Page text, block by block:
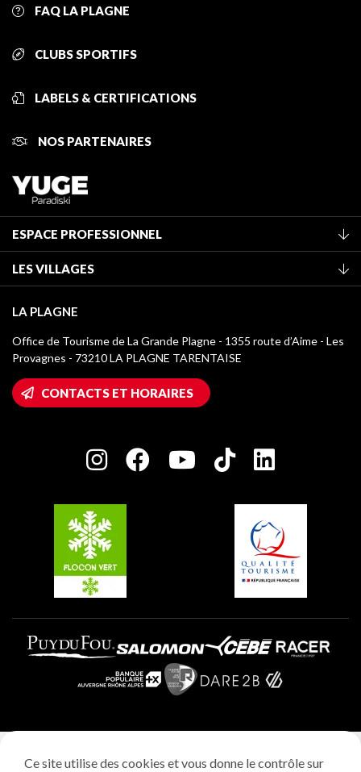
FAQ LA PLAGNE
CLUBS SPORTIFS
LABELS & CERTIFICATIONS
NOS PARTENAIRES
ESPACE PROFESSIONNEL
Classement des meublés
Taxe de séjour
Médiathèque
Logos La Plagne
Accès Wifi
Maison des Propriétaires
Charte des Acteurs Engagés
LES VILLAGES
Montchavin - Les Coches
Champagny-en-Vanoise
Plagne 1800
Plagne Villages
Plagne Aime 2000
LA PLAGNE
Office de Tourisme de La Grande Plagne - 1355 route d’Aime - Les
Provagnes - 73210 LA PLAGNE TARENTAISE
CONTACTS ET HORAIRES
Ce site utilise des cookies et vous donne le contrôle sur